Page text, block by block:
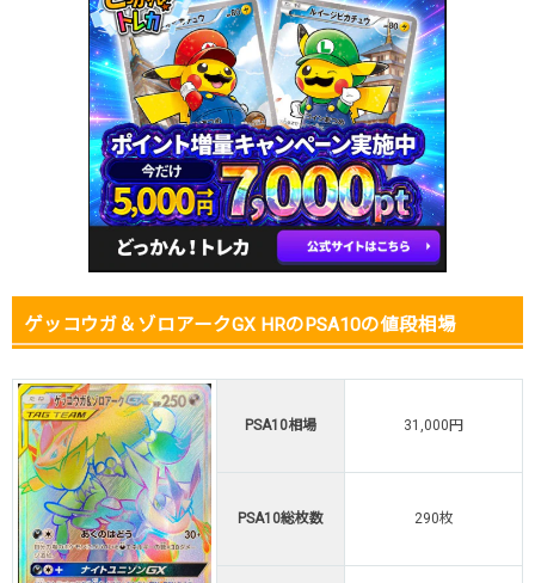
2026.1.5
3,700円 4,780円
26,000円
2025.12.25
3,700円 4,780円
26,000円
2025.12.15
3,700円 4,780円
26,000円
2025.12.5
3,700円 4,780円
18,000円
2025.11.25
3,700円 4,780円
18,000円
2025.11.15
3,700円 4,780円
18,500円
2025.11.5
3,700円 4,780円
18,500円
3,700円 4,780円
13,000円
発売日初動
2,000円 -円
ゲッコウガ＆ゾロアークGX HRのPSA10の値段相場
PSA10相場 31,000円
PSA10総枚数 290枚